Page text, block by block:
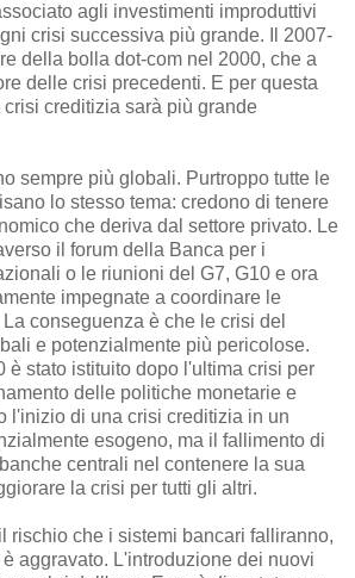
agli investimenti improduttivi
crisi successiva più grande. Il 2007-
della bolla dot-com nel 2000, che a
delle crisi precedenti. E per questa
creditizia sarà più grande
sempre più globali. Purtroppo tutte le
lo stesso tema: credono di tenere
che deriva dal settore privato. Le
il forum della Banca per i
o le riunioni del G7, G10 e ora
impegnate a coordinare le
conseguenza è che le crisi del
e potenzialmente più pericolose.
è stato istituito dopo l'ultima crisi per
delle politiche monetarie e
l'inizio di una crisi creditizia in un
esogeno, ma il fallimento di
centrali nel contenere la sua
la crisi per tutti gli altri.
rischio che i sistemi bancari falliranno,
aggravato. L'introduzione dei nuovi